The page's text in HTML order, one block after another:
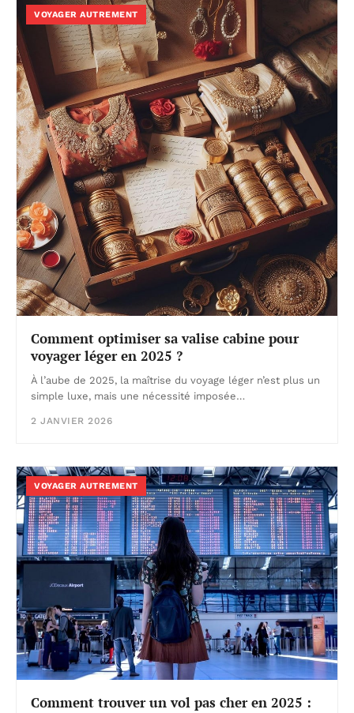
VOYAGER AUTREMENT
Comment optimiser sa valise cabine pour
voyager léger en 2025 ?
À l’aube de 2025, la maîtrise du voyage léger n’est plus un
simple luxe, mais une nécessité imposée…
2 JANVIER 2026
VOYAGER AUTREMENT
Comment trouver un vol pas cher en 2025 :